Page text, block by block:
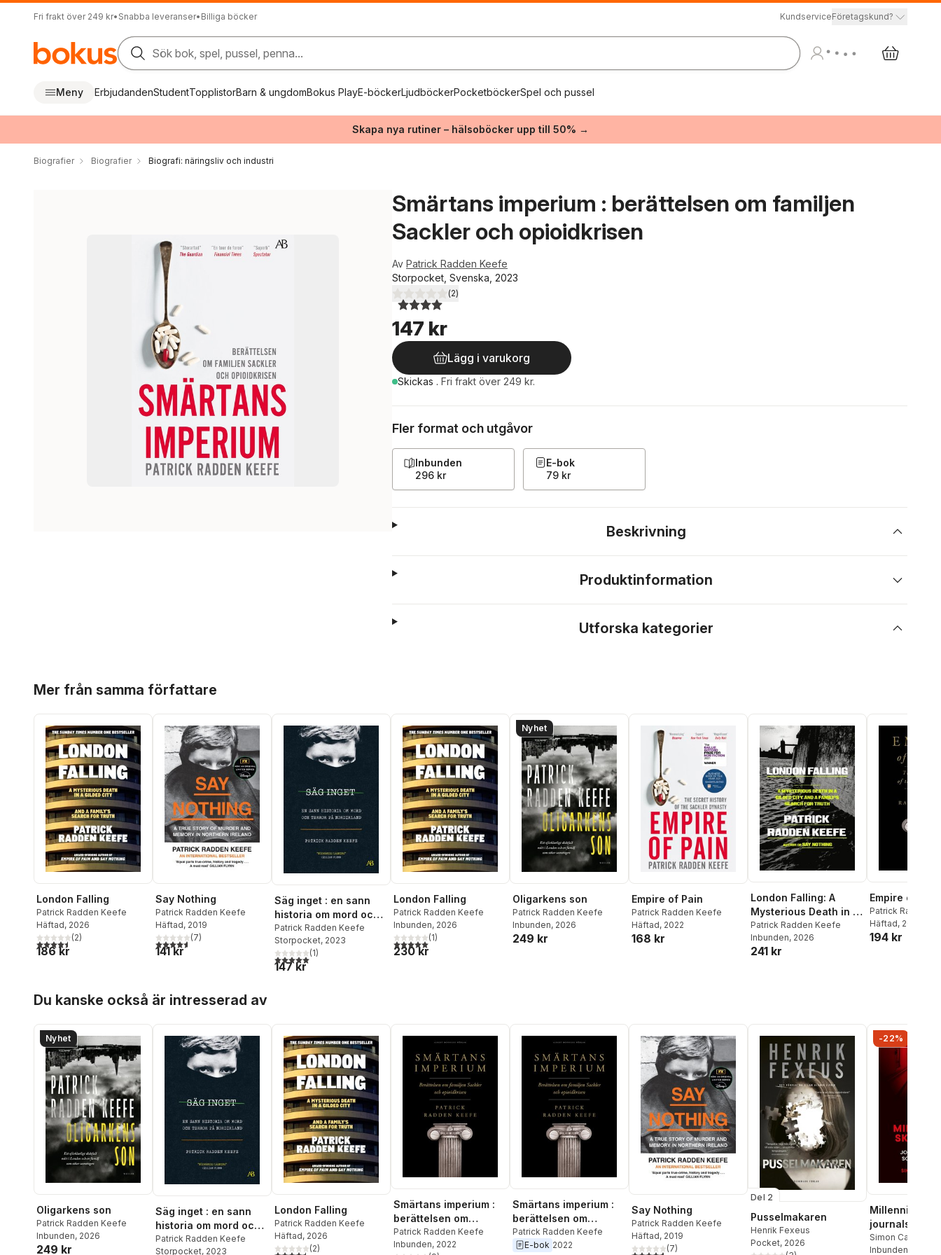
Fri frakt över 249 kr• Snabba leveranser• Billiga böcker KundserviceFöretagskund?
Sök bok, spel, pussel, penna...
Meny ErbjudandenStudentTopplistorBarn & ungdomBokus PlayE-böckerLjudböckerPocketböckerSpel och pussel
Skapa nya rutiner – hälsoböcker upp till 50% →
Biografier Biografier Biografi: näringsliv och industri
Smärtans imperium : berättelsen om familjen
Sackler och opioidkrisen
Av Patrick Radden Keefe
Storpocket, Svenska, 2023
4,0utav 5 stjärnor. Totalt antal röster:
(2)
147 kr
Lägg i varukorg
Skickas . Fri frakt över 249 kr.
Fler format och utgåvor
Inbunden
296 kr
E-bok
79 kr
Beskrivning
Produktinformation
Utforska kategorier
Mer från samma författare
London Falling
Patrick Radden Keefe
Häftad, 2026
4,5utav 5 stjärnor. Totalt antal röster:
(2)
186 kr
Say Nothing
Patrick Radden Keefe
Häftad, 2019
4,6utav 5 stjärnor. Totalt antal röster:
(7)
141 kr
Säg inget : en sann
historia om mord och
terror på Nordirland
Patrick Radden Keefe
Storpocket, 2023
5,0utav 5 stjärnor. Totalt antal röster:
(1)
147 kr
London Falling
Patrick Radden Keefe
Inbunden, 2026
5,0utav 5 stjärnor. Totalt antal röster:
(1)
230 kr
Nyhet
Oligarkens son
Patrick Radden Keefe
Inbunden, 2026
249 kr
Empire of Pain
Patrick Radden Keefe
Häftad, 2022
168 kr
London Falling: A
Mysterious Death in a
Gilded City and a
Family's Search for
Truth
Patrick Radden Keefe
Inbunden, 2026
241 kr
Empire of Pain
Patrick Radden
Häftad, 2022
194 kr
Du kanske också är intresserad av
Nyhet
Oligarkens son
Patrick Radden Keefe
Inbunden, 2026
249 kr
Säg inget : en sann
historia om mord och
terror på Nordirland
Patrick Radden Keefe
Storpocket, 2023
London Falling
Patrick Radden Keefe
Häftad, 2026
(2)
Smärtans imperium :
berättelsen om
familjen Sackler och
opioidkrisen
Patrick Radden Keefe
Inbunden, 2022
Smärtans imperium :
berättelsen om
familjen Sackler och
opioidkrisen
Patrick Radden Keefe
E-bok 2022
Say Nothing
Patrick Radden Keefe
Häftad, 2019
(7)
Del 2
Pusselmakaren
Henrik Fexeus
Pocket, 2026
-22%
havererade
Simon
Inbunden